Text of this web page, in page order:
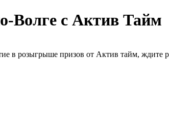
Волге с Актив Тайм
в розыгрыше призов от Актив тайм, ждите